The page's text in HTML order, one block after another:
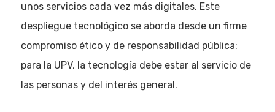
unos servicios cada vez más digitales. Este
despliegue tecnológico se aborda desde un firme
compromiso ético y de responsabilidad pública:
para la UPV, la tecnología debe estar al servicio de
las personas y del interés general.